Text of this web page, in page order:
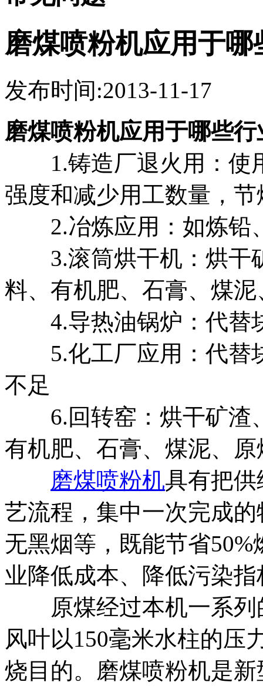
磨煤喷粉机应用于哪
发布时间:2013-11-17
磨煤喷粉机应用于哪些行
1.铸造厂退火用：使
强度和减少用工数量，节
2.冶炼应用：如炼铅
3.滚筒烘干机：烘干
料、有机肥、石膏、煤
4.导热油锅炉：代替
5.化工厂应用：代替
不足
6.回转窑：烘干矿渣
有机肥、石膏、煤泥、
磨煤喷粉机具有把
艺流程，集中一次完成
无黑烟等，既能节省
业降低成本、降低污染
原煤经过本机一系列
风叶以150毫米水柱的压
烧目的。磨煤喷粉机是